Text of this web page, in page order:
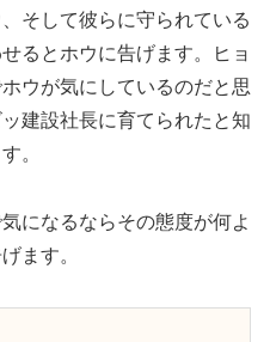
そして彼らに守られている
るとホウに告げます。ヒョ
ウが気にしているのだと思
建設社長に育てられたと知
。
になるならその態度が何よ
ます。